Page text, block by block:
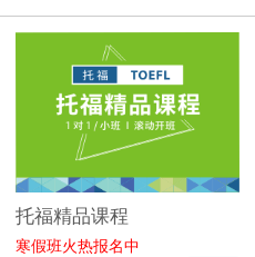
托福精品课程
寒假班火热报名中